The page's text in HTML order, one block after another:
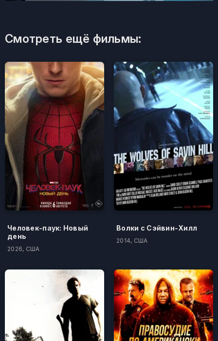
Смотреть ещё фильмы:
Человек-паук: Новый
день
2026, США
Волки с Сэйвин-Хилл
2014, США